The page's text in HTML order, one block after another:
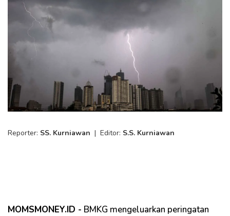
Reporter: SS. Kurniawan | Editor: S.S. Kurniawan
MOMSMONEY.ID - BMKG mengeluarkan peringatan